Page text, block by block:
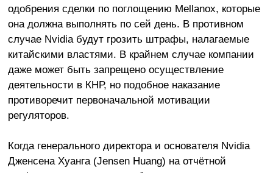
одобрения сделки по поглощению Mellanox, которые
она должна выполнять по сей день. В противном
случае Nvidia будут грозить штрафы, налагаемые
китайскими властями. В крайнем случае компании
даже может быть запрещено осуществление
деятельности в КНР, но подобное наказание
противоречит первоначальной мотивации
регуляторов.
Когда генерального директора и основателя Nvidia
Дженсена Хуанга (Jensen Huang) на отчётной